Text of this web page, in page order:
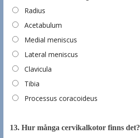
Radius
Acetabulum
Medial meniscus
Lateral meniscus
Clavicula
Tibia
Processus coracoideus
13. Hur många cervikalkotor finns det?